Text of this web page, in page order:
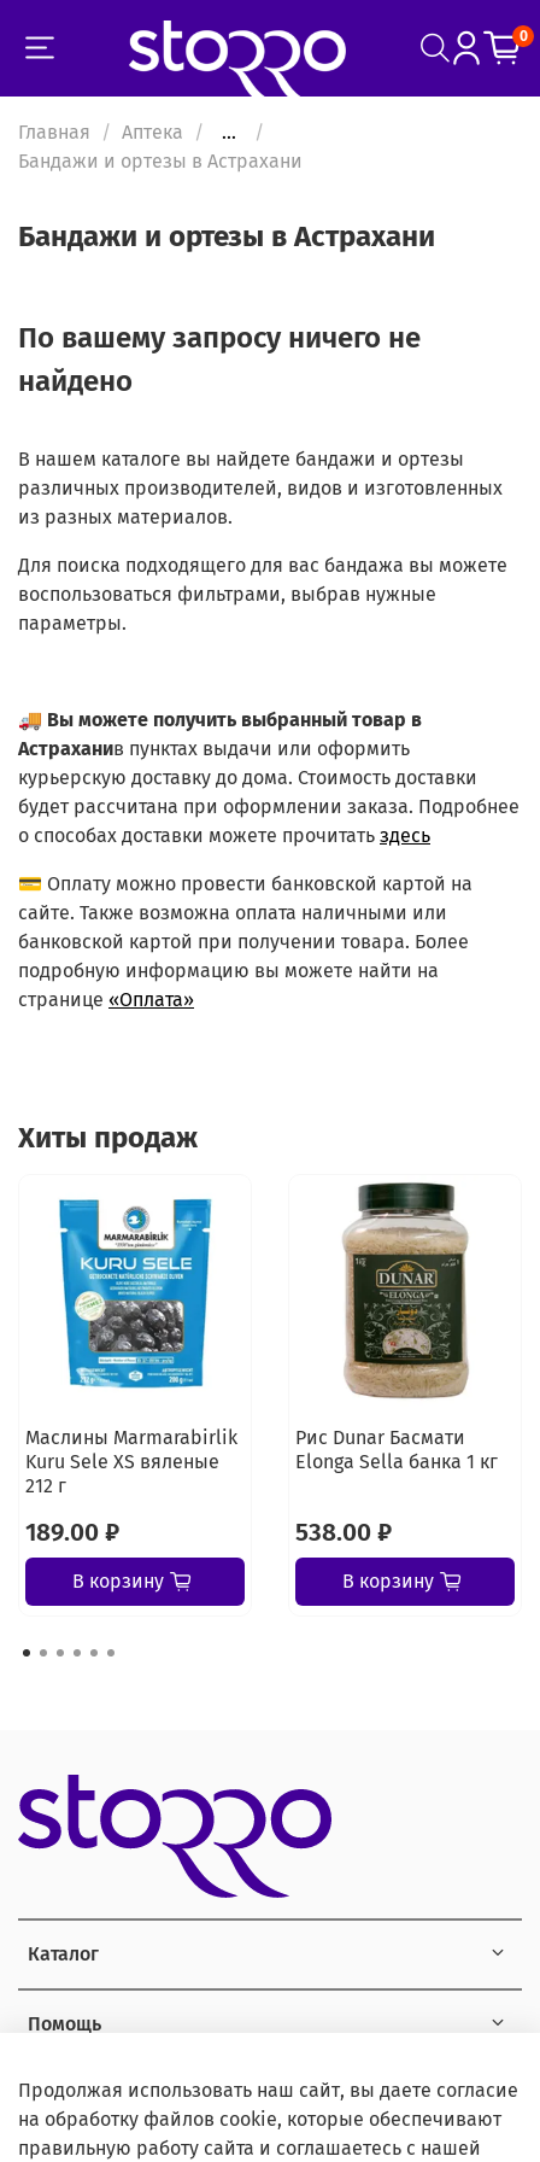
0
Главная Аптека
...
Бандажи и ортезы в Астрахани
Бандажи и ортезы в Астрахани
По вашему запросу ничего не
найдено
В нашем каталоге вы найдете бандажи и ортезы
различных производителей, видов и изготовленных
из разных материалов.
Для поиска подходящего для вас бандажа вы можете
воспользоваться фильтрами, выбрав нужные
параметры.
🚚 Вы можете получить выбранный товар в
Астраханив пунктах выдачи или оформить
курьерскую доставку до дома. Стоимость доставки
будет рассчитана при оформлении заказа. Подробнее
о способах доставки можете прочитать здесь
💳 Оплату можно провести банковской картой на
сайте. Также возможна оплата наличными или
банковской картой при получении товара. Более
подробную информацию вы можете найти на
странице «Оплата»
Хиты продаж
Маслины Marmarabirlik
Kuru Sele XS вяленые
212 г
189.00 ₽
В корзину
Рис Dunar Басмати
Elonga Sella банка 1 кг
538.00 ₽
В корзину
Каталог
Помощь
Информация
Продолжая использовать наш сайт, вы даете согласие
на обработку файлов cookie, которые обеспечивают
правильную работу сайта и соглашаетесь с нашей